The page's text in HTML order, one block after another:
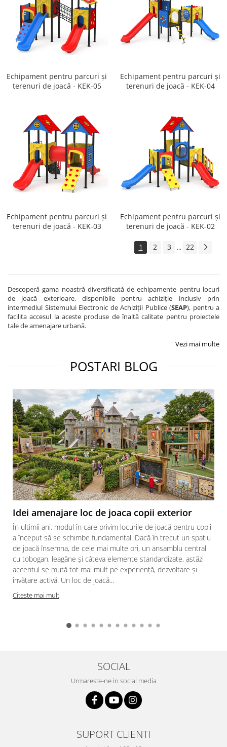
Echipament pentru parcuri și
terenuri de joacă - KEK-05
Echipament pentru parcuri și
terenuri de joacă - KEK-04
Echipament pentru parcuri și
terenuri de joacă - KEK-03
Echipament pentru parcuri și
terenuri de joacă - KEK-02
1 2 3 ... 22
Descoperă gama noastră diversificată de echipamente pentru locuri
de joacă exterioare, disponibile pentru achiziție inclusiv prin
intermediul Sistemului Electronic de Achiziții Publice (SEAP), pentru a
facilita accesul la aceste produse de înaltă calitate pentru proiectele
tale de amenajare urbană.
Vezi mai multe
POSTARI BLOG
Idei amenajare loc de joaca copii exterior
În ultimii ani, modul în care privim locurile de joacă pentru copii
a început să se schimbe fundamental. Dacă în trecut un spațiu
de joacă însemna, de cele mai multe ori, un ansamblu central
cu tobogan, leagăne și câteva elemente standardizate, astăzi
accentul se mută tot mai mult pe experiență, dezvoltare și
învățare activă. Un loc de joacă...
Citeste mai mult
SOCIAL
Urmareste-ne in social media
SUPORT CLIENTI